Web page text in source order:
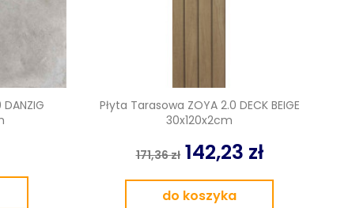
Płyta Tarasowa ZOYA 2.0 DECK BEIGE
30x120x2cm
171,36 zł 142,23 zł
do koszyka